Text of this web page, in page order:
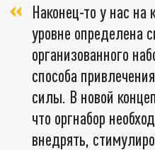
Наконец-то у нас на
уровне определена
организованного
способа
силы. В новой
что оргнабор
внедрять,